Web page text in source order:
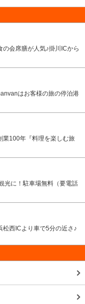
会席膳が人気♪掛川ICから
はお客様の旅の停泊港
業100年『料理を楽しむ旅
に！駐車場無料（要電話
松西ICより車で5分の近さ♪